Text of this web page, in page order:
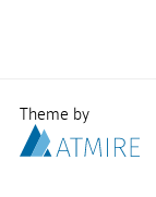
Theme by